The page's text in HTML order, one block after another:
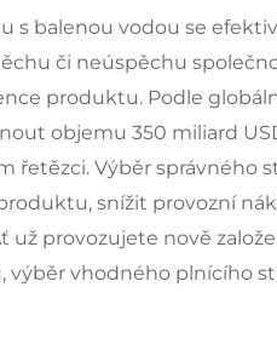
s balenou vodou se
či neúspěchu
produktu. Podle
objemu 350 miliard
řetězci. Výběr správného
snížit provozní
provozujete nově
vhodného plnícího